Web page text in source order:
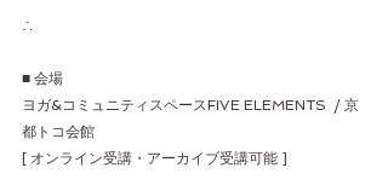
∴
■ 会場
ヨガ&コミュニティスペースFIVE ELEMENTS  / 京
都トコ会館
[ オンライン受講・アーカイブ受講可能 ]